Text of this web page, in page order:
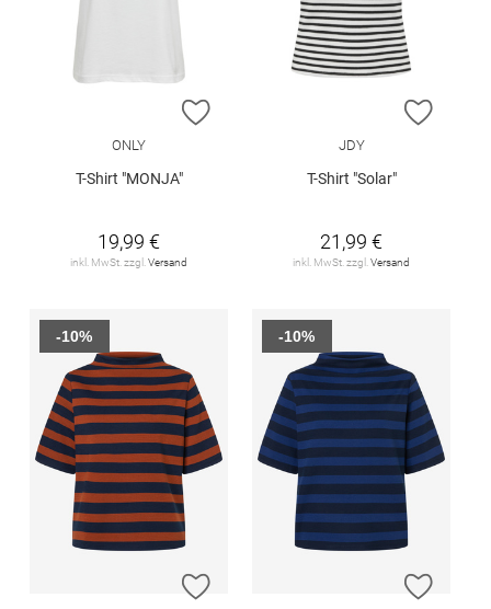
ZUR WUNSCHLISTE HINZUFÜGEN
ONLY
T-Shirt "MONJA"
19,99 €
inkl. MwSt. zzgl.Versand
ZUR
JDY
T-Shirt "Solar"
21,99 €
inkl. MwSt. zzgl.Versand
ZUR WUNSCHLISTE HINZUFÜGEN
-10%
ZUR
-10%